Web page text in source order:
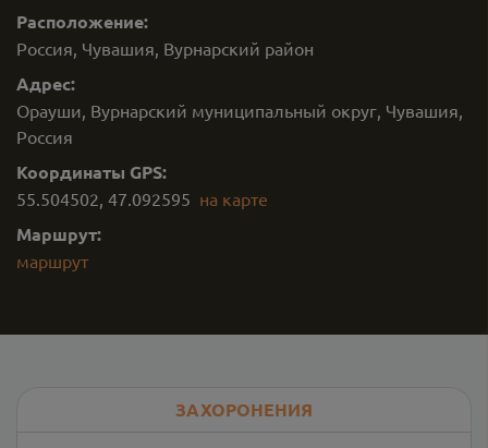
Расположение:
Россия, Чувашия, Вурнарский район
Адрес:
Орауши, Вурнарский муниципальный округ, Чувашия,
Россия
Координаты GPS:
55.504502, 47.092595 на карте
Маршрут:
маршрут
ЗАХОРОНЕНИЯ